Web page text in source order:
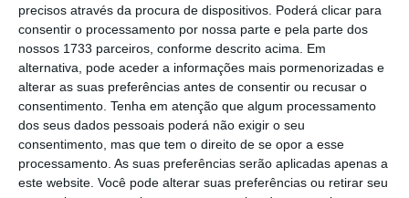
precisos através da procura de dispositivos. Poderá clicar para
consentir o processamento por nossa parte e pela parte dos
nossos 1733 parceiros, conforme descrito acima. Em
alternativa, pode aceder a informações mais pormenorizadas e
alterar as suas preferências antes de consentir ou recusar o
consentimento. Tenha em atenção que algum processamento
dos seus dados pessoais poderá não exigir o seu
consentimento, mas que tem o direito de se opor a esse
processamento. As suas preferências serão aplicadas apenas a
este website. Você pode alterar suas preferências ou retirar seu
atividade principal está totalmente vedada
por causa do novo coronavírus. As regras
eram claras: estes espaços não teriam de
alterar a classificação de atividade
económica, “se cumpridas as regras da DGS e
os espaços destinados a dança”
permanecessem “inutilizáveis para o efeito”,
sinalizava o comunicado do Conselho de